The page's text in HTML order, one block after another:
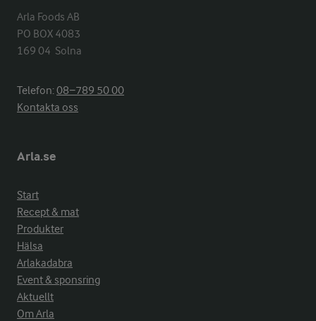
Arla Foods AB
PO BOX 4083
169 04  Solna
Telefon:08−789 50 00
Kontakta oss
Arla.se
Start
Recept & mat
Produkter
Hälsa
Arlakadabra
Event & sponsring
Aktuellt
Om Arla